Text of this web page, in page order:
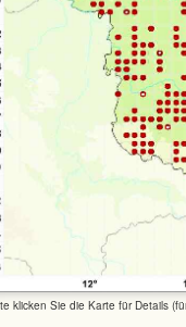
klicken Sie die Karte für Details